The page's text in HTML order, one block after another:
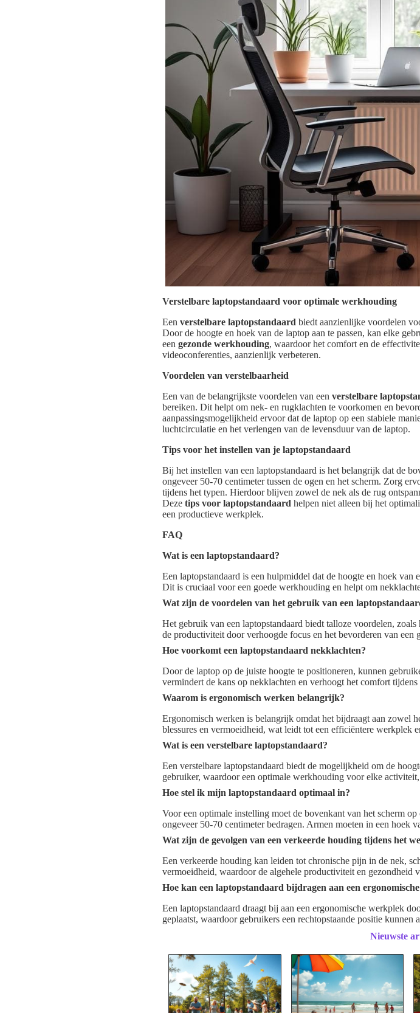
Verstelbare laptopstandaard voor optimale werkhouding
Een verstelbare laptopstandaard biedt aanzienlijke voordelen
Door de hoogte en hoek van de laptop aan te passen, kan elke
een gezonde werkhouding, waardoor het comfort en de
videoconferenties, aanzienlijk verbeteren.
Voordelen van verstelbaarheid
Een van de belangrijkste voordelen van een verstelbare
bereiken. Dit helpt om nek- en rugklachten te voorkomen en
aanpassingsmogelijkheid ervoor dat de laptop op een stabiele
luchtcirculatie en het verlengen van de levensduur van de laptop.
Tips voor het instellen van je laptopstandaard
Bij het instellen van een laptopstandaard is het belangrijk dat de
ongeveer 50-70 centimeter tussen de ogen en het scherm. Zorg
tijdens het typen. Hierdoor blijven zowel de nek als de rug
Deze tips voor laptopstandaard helpen niet alleen bij het
een productieve werkplek.
FAQ
Wat is een laptopstandaard?
Een laptopstandaard is een hulpmiddel dat de hoogte en hoek van
Dit is cruciaal voor een goede werkhouding en helpt om
Wat zijn de voordelen van het gebruik van een
Het gebruik van een laptopstandaard biedt talloze voordelen,
de productiviteit door verhoogde focus en het bevorderen van een
Hoe voorkomt een laptopstandaard nekklachten?
Door de laptop op de juiste hoogte te positioneren, kunnen
vermindert de kans op nekklachten en verhoogt het comfort
Waarom is ergonomisch werken belangrijk?
Ergonomisch werken is belangrijk omdat het bijdraagt aan zowel
blessures en vermoeidheid, wat leidt tot een efficiëntere werkplek
Wat is een verstelbare laptopstandaard?
Een verstelbare laptopstandaard biedt de mogelijkheid om de
gebruiker, waardoor een optimale werkhouding voor elke
Hoe stel ik mijn laptopstandaard optimaal in?
Voor een optimale instelling moet de bovenkant van het scherm
ongeveer 50-70 centimeter bedragen. Armen moeten in een hoek
Wat zijn de gevolgen van een verkeerde houding tijdens het
Een verkeerde houding kan leiden tot chronische pijn in de nek,
vermoeidheid, waardoor de algehele productiviteit en gezondheid
Hoe kan een laptopstandaard bijdragen aan een
Een laptopstandaard draagt bij aan een ergonomische werkplek
geplaatst, waardoor gebruikers een rechtopstaande positie
Nieuwste